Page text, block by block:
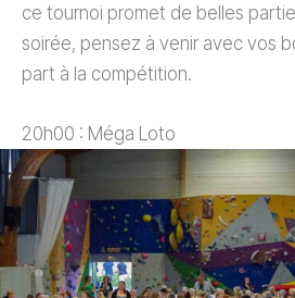
ce tournoi promet de belles
soirée, pensez à venir avec vos
part à la compétition.
20h00 : Méga Loto